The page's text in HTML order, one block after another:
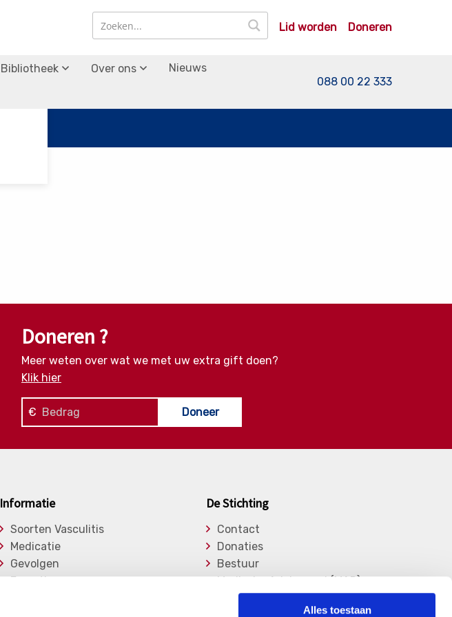
Alles toestaan
Zoek
Lid worden Doneren
Bibliotheek Over ons Nieuws
088 00 22 333
Doneren ?
Meer weten over wat we met uw extra gift doen?
Klik hier
€ Doneer
Informatie
Soorten Vasculitis
Medicatie
Gevolgen
Expertise
De Stichting
Contact
Donaties
Bestuur
Medische Adviesraad (MAR)
Lid worden